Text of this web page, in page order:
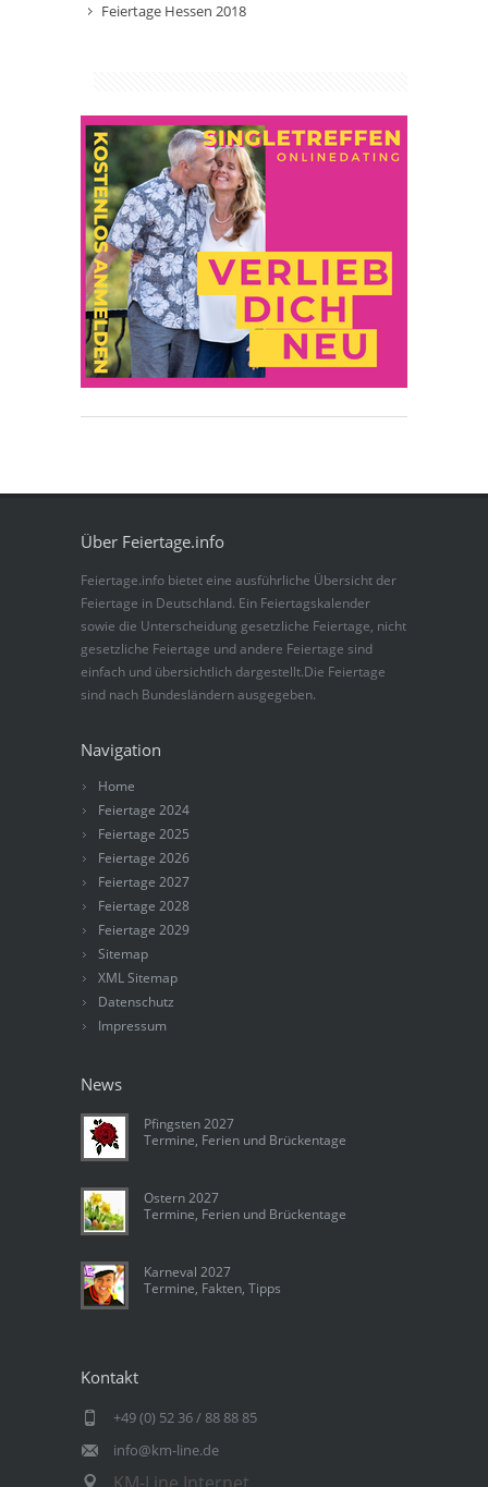
Feiertage Hessen 2018
Über Feiertage.info
Feiertage.info bietet eine ausführliche Übersicht der
Feiertage in Deutschland. Ein Feiertagskalender
sowie die Unterscheidung gesetzliche Feiertage, nicht
gesetzliche Feiertage und andere Feiertage sind
einfach und übersichtlich dargestellt.Die Feiertage
sind nach Bundesländern ausgegeben.
Navigation
Home
Feiertage 2024
Feiertage 2025
Feiertage 2026
Feiertage 2027
Feiertage 2028
Feiertage 2029
Sitemap
XML Sitemap
Datenschutz
Impressum
News
Pfingsten 2027
Termine, Ferien und Brückentage
Ostern 2027
Termine, Ferien und Brückentage
Karneval 2027
Termine, Fakten, Tipps
Kontakt
+49 (0) 52 36 / 88 88 85
info@km-line.de